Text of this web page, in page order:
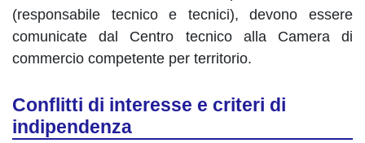
(responsabile tecnico e tecnici), devono essere
comunicate dal Centro tecnico alla Camera di
commercio competente per territorio.
Conflitti di interesse e criteri di
indipendenza